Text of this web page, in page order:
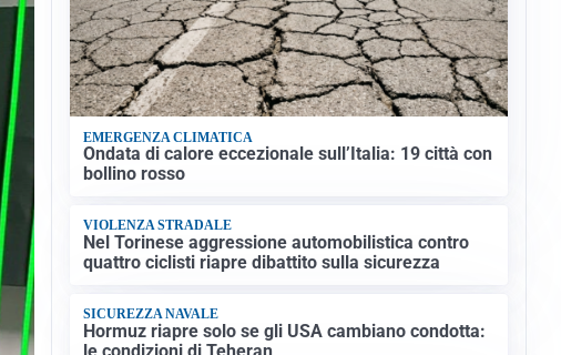
EMERGENZA CLIMATICA
Ondata di calore eccezionale sull’Italia: 19 città con
bollino rosso
VIOLENZA STRADALE
Nel Torinese aggressione automobilistica contro
quattro ciclisti riapre dibattito sulla sicurezza
SICUREZZA NAVALE
Hormuz riapre solo se gli USA cambiano condotta:
le condizioni di Teheran